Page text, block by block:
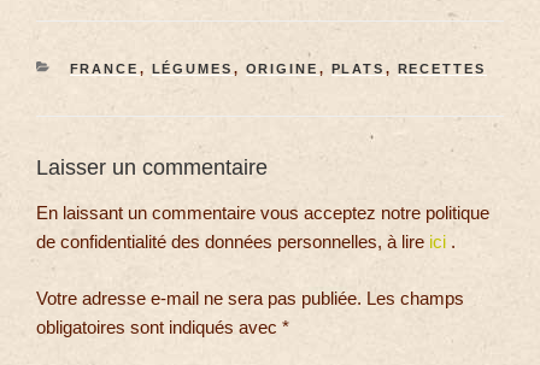
FRANCE , LÉGUMES , ORIGINE , PLATS , RECETTES
Laisser un commentaire
En laissant un commentaire vous acceptez notre politique
de confidentialité des données personnelles, à lire ici .
Votre adresse e-mail ne sera pas publiée. Les champs
obligatoires sont indiqués avec *